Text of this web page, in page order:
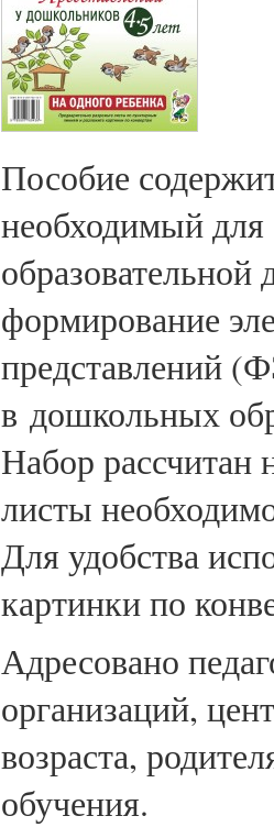
Пособие
необходимый для
образовательной
формирование
представлений
в дошкольных
Набор рассчитан
листы
Для удобства
картинки по
Адресовано
организаций,
возраста,
обучения.